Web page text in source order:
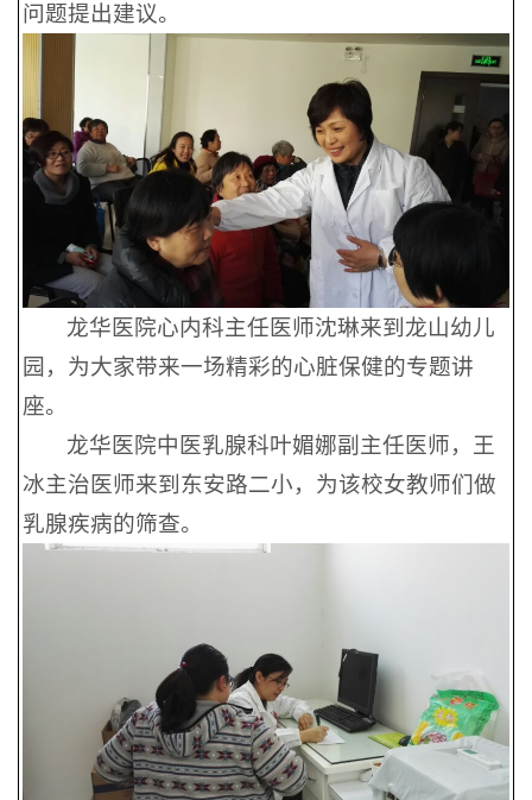
问题提出建议。
龙华医院心内科主任医师沈琳来到龙山幼儿
园，为大家带来一场精彩的心脏保健的专题讲
座。
龙华医院中医乳腺科叶媚娜副主任医师，王
冰主治医师来到东安路二小，为该校女教师们做
乳腺疾病的筛查。